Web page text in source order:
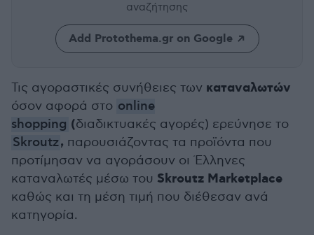
αναζήτησης
Add Protothema.gr on Google
Τις αγοραστικές συνήθειες των καταναλωτών
όσον αφορά στο online
shopping (διαδικτυακές αγορές) ερεύνησε το
Skroutz, παρουσιάζοντας τα προϊόντα που
προτίμησαν να αγοράσουν οι Έλληνες
καταναλωτές μέσω του Skroutz Marketplace
καθώς και τη μέση τιμή που διέθεσαν ανά
κατηγορία.